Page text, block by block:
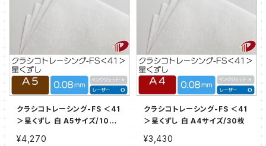
クラシコトレーシング-FS ＜41
＞星くずし 白 A5サイズ/100
¥4,270
クラシコトレーシング-FS ＜41
＞星くずし 白 A4サイズ/30枚
¥3,430